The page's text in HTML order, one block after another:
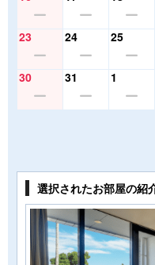
23 24 25
30 31 1
選択されたお部屋の紹